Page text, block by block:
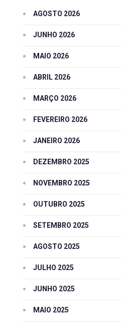
AGOSTO 2026
JUNHO 2026
MAIO 2026
ABRIL 2026
MARÇO 2026
FEVEREIRO 2026
JANEIRO 2026
DEZEMBRO 2025
NOVEMBRO 2025
OUTUBRO 2025
SETEMBRO 2025
AGOSTO 2025
JULHO 2025
JUNHO 2025
MAIO 2025